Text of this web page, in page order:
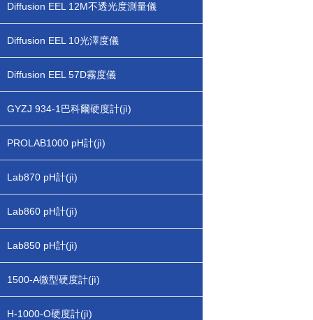
Diffusion EEL 12M不透光度測量儀
Diffusion EEL 10光澤度儀
Diffusion EEL 57D霧度儀
GYZJ 934-1巴科爾硬度計(jì)
PROLAB1000 pH計(jì)
Lab870 pH計(jì)
Lab860 pH計(jì)
Lab850 pH計(jì)
1500-A微型硬度計(jì)
H-1000-O硬度計(jì)